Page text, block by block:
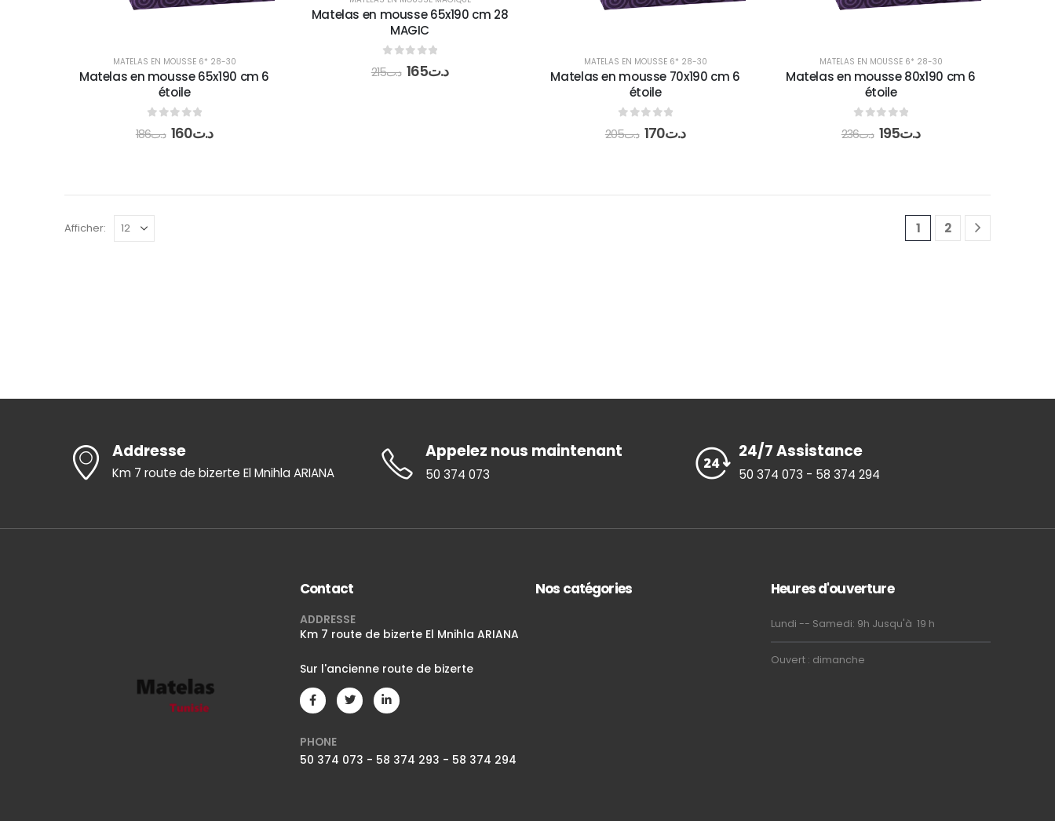
MATELAS EN MOUSSE 6* 28-30
Matelas en mousse 65x190 cm 6
étoile
out of 5
د.ت186 د.ت160
Matelas en mousse 65x190 cm 28
MAGIC
out of 5
د.ت215 د.ت165 MATELAS EN MOUSSE 6* 28-30
Matelas en mousse 70x190 cm 6
étoile
out of 5
د.ت205 د.ت170
MATELAS EN MOUSSE 6* 28-30
Matelas en mousse 80x190 cm 6
étoile
out of 5
د.ت236 د.ت195
Afficher: 1 2
Addresse
Km 7 route de bizerte El Mnihla ARIANA
Appelez nous maintenant
50 374 073
24/7 Assistance
50 374 073 - 58 374 294
Contact
ADDRESSE
Km 7 route de bizerte El Mnihla ARIANA
Sur l'ancienne route de bizerte
PHONE
50 374 073 - 58 374 293 - 58 374 294
Nos catégories Heures d'ouverture
Lundi -- Samedi: 9h Jusqu'à 19 h
Ouvert : dimanche